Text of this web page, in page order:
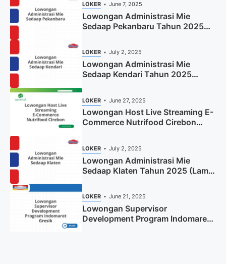
LOKER June 7, 2025
Lowongan Administrasi Mie
Sedaap Pekanbaru Tahun 2025
LOKER July 2, 2025
Lowongan Administrasi Mie
Sedaap Kendari Tahun 2025
LOKER June 27, 2025
Lowongan Host Live Streaming E-
Commerce Nutrifood Cirebon
LOKER July 2, 2025
Lowongan Administrasi Mie
Sedaap Klaten Tahun 2025 (Lamar
LOKER June 21, 2025
Lowongan Supervisor
Development Program Indomaret